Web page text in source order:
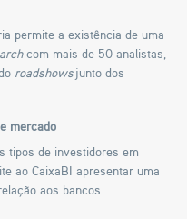
permite a existência de uma
com mais de 50 analistas,
roadshows junto dos
mercado
tipos de investidores em
ao CaixaBI apresentar uma
aos bancos